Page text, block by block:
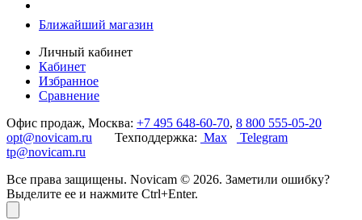
Ближайший магазин
Личный кабинет
Кабинет
Избранное
Сравнение
Офис продаж, Москва: +7 495 648-60-70, 8 800 555-05-20
opt@novicam.ru Техподдержка: Max
Telegram
tp@novicam.ru
Все права защищены. Novicam © 2026. Заметили ошибку?
Выделите ее и нажмите Ctrl+Enter.